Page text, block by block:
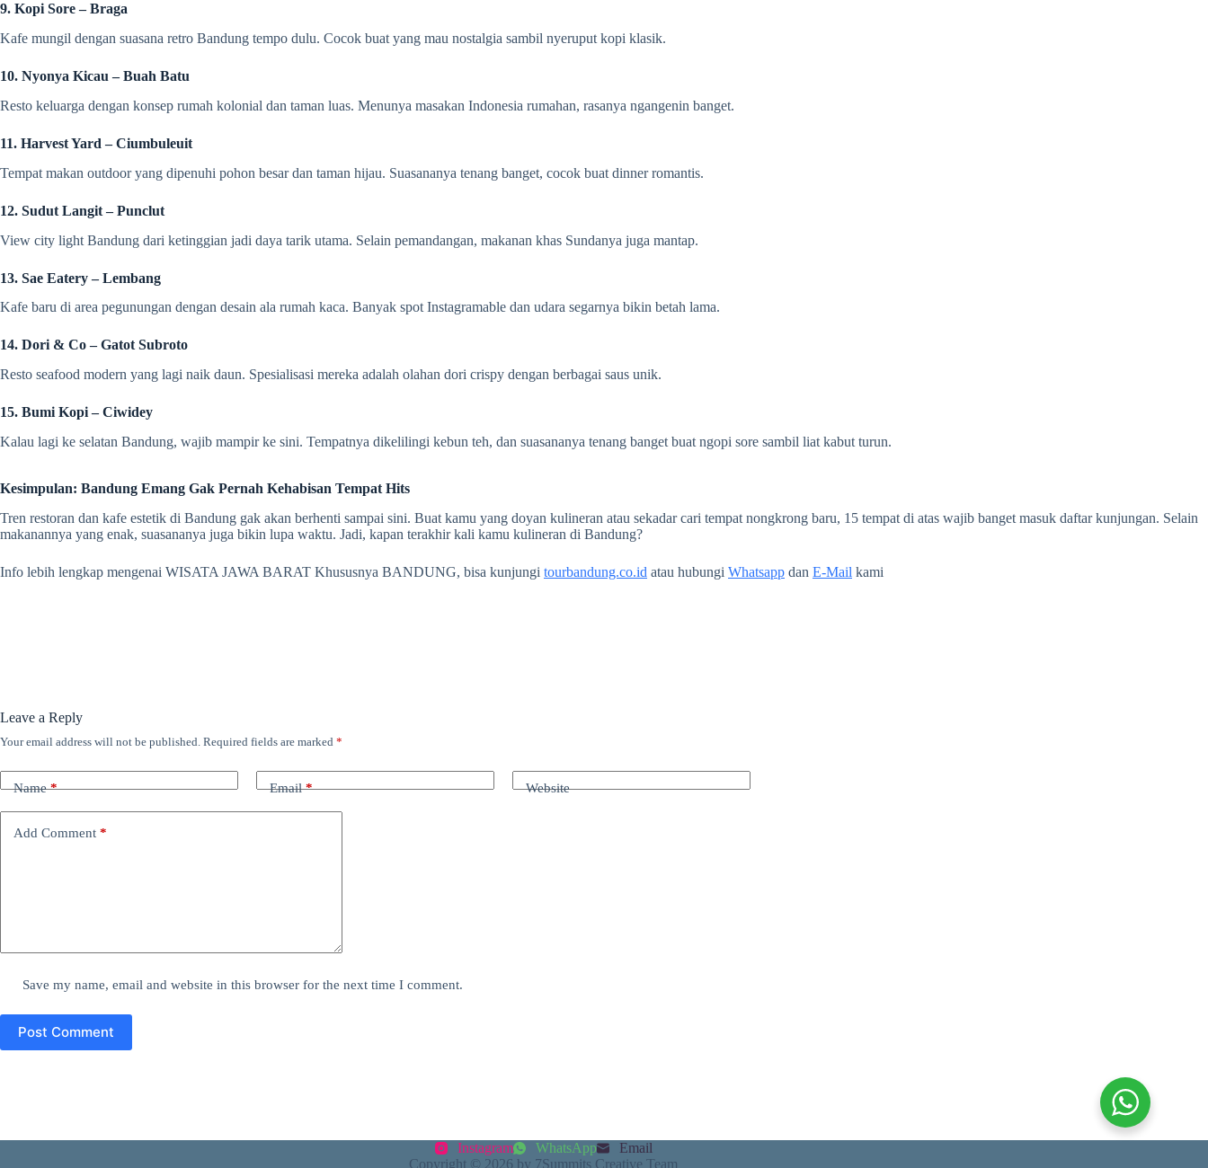
9. Kopi Sore – Braga
Kafe mungil dengan suasana retro Bandung tempo dulu. Cocok buat yang mau nostalgia sambil nyeruput kopi klasik.
10. Nyonya Kicau – Buah Batu
Resto keluarga dengan konsep rumah kolonial dan taman luas. Menunya masakan Indonesia rumahan, rasanya ngangenin banget.
11. Harvest Yard – Ciumbuleuit
Tempat makan outdoor yang dipenuhi pohon besar dan taman hijau. Suasananya tenang banget, cocok buat dinner romantis.
12. Sudut Langit – Punclut
View city light Bandung dari ketinggian jadi daya tarik utama. Selain pemandangan, makanan khas Sundanya juga mantap.
13. Sae Eatery – Lembang
Kafe baru di area pegunungan dengan desain ala rumah kaca. Banyak spot Instagramable dan udara segarnya bikin betah lama.
14. Dori & Co – Gatot Subroto
Resto seafood modern yang lagi naik daun. Spesialisasi mereka adalah olahan dori crispy dengan berbagai saus unik.
15. Bumi Kopi – Ciwidey
Kalau lagi ke selatan Bandung, wajib mampir ke sini. Tempatnya dikelilingi kebun teh, dan suasananya tenang banget buat ngopi sore sambil liat kabut turun.
Kesimpulan: Bandung Emang Gak Pernah Kehabisan Tempat Hits
Tren restoran dan kafe estetik di Bandung gak akan berhenti sampai sini. Buat kamu yang doyan kulineran atau sekadar cari tempat nongkrong baru, 15 tempat di atas wajib banget masuk daftar kunjungan. Selain
makanannya yang enak, suasananya juga bikin lupa waktu. Jadi, kapan terakhir kali kamu kulineran di Bandung?
Info lebih lengkap mengenai WISATA JAWA BARAT Khususnya BANDUNG, bisa kunjungi tourbandung.co.id atau hubungi Whatsapp dan E-Mail kami
Leave a Reply
Your email address will not be published. Required fields are marked *
Name* Email* Website
Add Comment *
Save my name, email and website in this browser for the next time I comment.
Post Comment
Instagram WhatsApp
Email
Copyright © 2026 by 7Summits Creative Team